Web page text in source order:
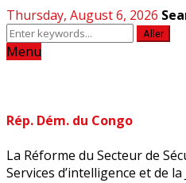
Thursday, August 6, 2026
Aller
Menu
Rép. Dém. du Congo
La Réforme du Secteur de
Services d’intelligence et de la